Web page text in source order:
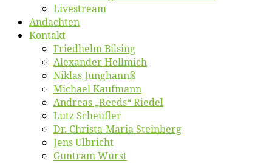
Live­stream
An­dach­ten
Kon­takt
Fried­helm Bilsing
Alex­an­der Hellmich
Ni­klas Junghannß
Mi­cha­el Kaufmann
An­dre­as „Reeds“ Riedel
Lutz Scheuf­ler
Dr. Chris­­ta-Ma­ria Steinberg
Jens Ulb­richt
Gun­tram Wurst